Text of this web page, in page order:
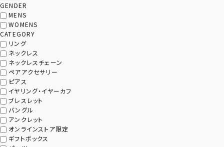
GENDER
MENS
WOMENS
CATEGORY
リング
ネックレス
ネックレスチェーン
ペアアクセサリー
ピアス
イヤリング・イヤーカフ
ブレスレット
バングル
アンクレット
オンラインストア限定
ギフトボックス